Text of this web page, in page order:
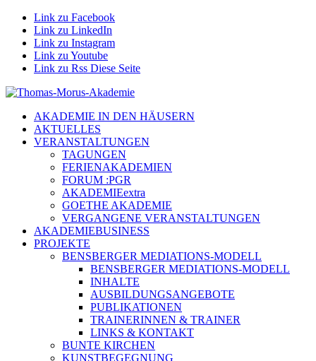
Link zu Facebook
Link zu LinkedIn
Link zu Instagram
Link zu Youtube
Link zu Rss Diese Seite
AKADEMIE IN DEN HÄUSERN
AKTUELLES
VERANSTALTUNGEN
TAGUNGEN
FERIENAKADEMIEN
FORUM :PGR
AKADEMIEextra
GOETHE AKADEMIE
VERGANGENE VERANSTALTUNGEN
AKADEMIEBUSINESS
PROJEKTE
BENSBERGER MEDIATIONS-MODELL
BENSBERGER MEDIATIONS-MODELL
INHALTE
AUSBILDUNGSANGEBOTE
PUBLIKATIONEN
TRAINERINNEN & TRAINER
LINKS & KONTAKT
BUNTE KIRCHEN
KUNSTBEGEGNUNG